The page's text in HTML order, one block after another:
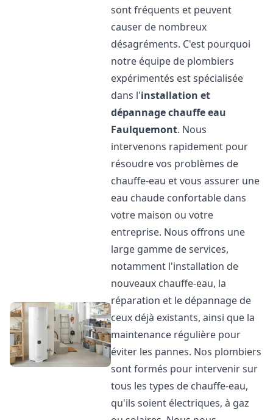
sont fréquents et peuvent
causer de nombreux
désagréments. C'est pourquoi
notre équipe de plombiers
expérimentés est spécialisée
dans l'installation et
dépannage chauffe eau
Faulquemont. Nous
intervenons rapidement pour
résoudre vos problèmes de
chauffe-eau et vous assurer une
eau chaude confortable dans
votre maison ou votre
entreprise. Nous offrons une
large gamme de services,
notamment l'installation de
nouveaux chauffe-eau, la
réparation et le dépannage de
ceux déjà existants, ainsi que la
maintenance régulière pour
éviter les pannes. Nos plombiers
sont formés pour intervenir sur
tous les types de chauffe-eau,
qu'ils soient électriques, à gaz